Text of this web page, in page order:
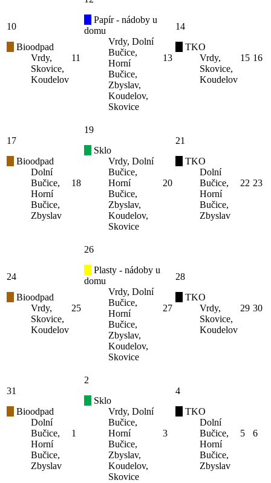
10
Bioodpad
Vrdy,
Skovice,
Koudelov
11
Papír - nádoby u
domu
Vrdy, Dolní
Bučice,
Horní
Bučice,
Zbyslav,
Koudelov,
Skovice
13
14
TKO
Vrdy,
Skovice,
Koudelov
15 16
17
Bioodpad
Dolní
Bučice,
Horní
Bučice,
Zbyslav
18
19
Sklo
Vrdy, Dolní
Bučice,
Horní
Bučice,
Zbyslav,
Koudelov,
Skovice
20
21
TKO
Dolní
Bučice,
Horní
Bučice,
Zbyslav
22 23
24
Bioodpad
Vrdy,
Skovice,
Koudelov
25
26
Plasty - nádoby u
domu
Vrdy, Dolní
Bučice,
Horní
Bučice,
Zbyslav,
Koudelov,
Skovice
27
28
TKO
Vrdy,
Skovice,
Koudelov
29 30
31
Bioodpad
Dolní
Bučice,
Horní
Bučice,
Zbyslav
1
2
Sklo
Vrdy, Dolní
Bučice,
Horní
Bučice,
Zbyslav,
Koudelov,
Skovice
3
4
TKO
Dolní
Bučice,
Horní
Bučice,
Zbyslav
5 6